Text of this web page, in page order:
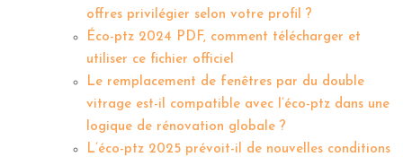
offres privilégier selon votre profil ?
Éco-ptz 2024 PDF, comment télécharger et
utiliser ce fichier officiel
Le remplacement de fenêtres par du double
vitrage est-il compatible avec l’éco-ptz dans une
logique de rénovation globale ?
L’éco-ptz 2025 prévoit-il de nouvelles conditions